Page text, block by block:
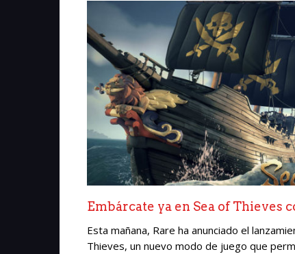
Embárcate ya en Sea of Thieves
Esta mañana, Rare ha anunciado el
Thieves, un nuevo modo de juego que